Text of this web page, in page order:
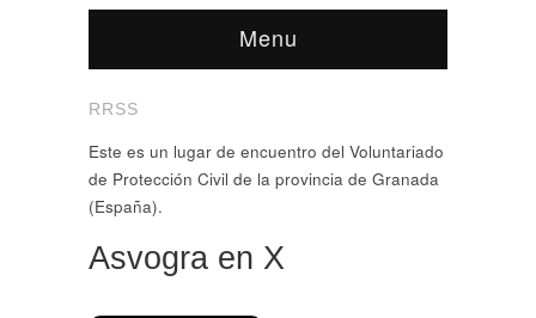
Menu
RRSS
Este es un lugar de encuentro del Voluntariado
de Protección Civil de la provincia de Granada
(España).
Asvogra en X